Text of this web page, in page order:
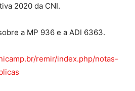
2020 da CNI.
a MP 936 e a ADI 6363.
remir/index.php/notas-